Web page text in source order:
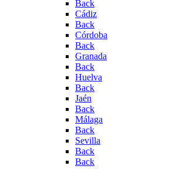
Back
Cádiz
Back
Córdoba
Back
Granada
Back
Huelva
Back
Jaén
Back
Málaga
Back
Sevilla
Back
Back